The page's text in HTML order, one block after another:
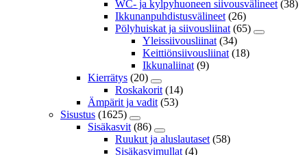
WC- ja kylpyhuoneen siivousvälineet (38)
Ikkunanpuhdistusvälineet (26)
Pölyhuiskat ja siivousliinat (65)
Yleissiivousliinat (34)
Keittiönsiivousliinat (18)
Ikkunaliinat (9)
Kierrätys (20)
Roskakorit (14)
Ämpärit ja vadit (53)
Sisustus (1625)
Sisäkasvit (86)
Ruukut ja aluslautaset (58)
Sisäkasvimullat (4)